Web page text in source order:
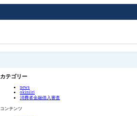
カテゴリー
news
okiniiri
消費者金融借入審査
コンテンツ